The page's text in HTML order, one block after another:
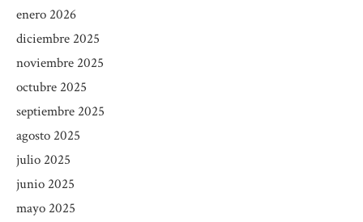
enero 2026
diciembre 2025
noviembre 2025
octubre 2025
septiembre 2025
agosto 2025
julio 2025
junio 2025
mayo 2025